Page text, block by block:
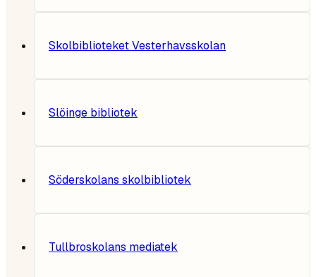
Skolbiblioteket Vesterhavsskolan
Slöinge bibliotek
Söderskolans skolbibliotek
Tullbroskolans mediatek